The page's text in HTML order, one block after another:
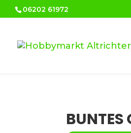
06202 61972
BUNTES